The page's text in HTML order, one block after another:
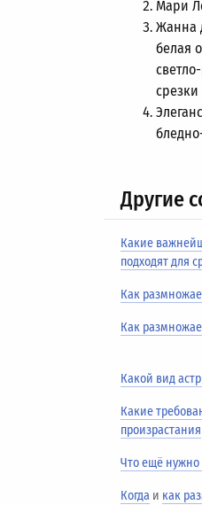
Мари
Жанна
белая
Другие
Какие
подходят для
Как
Как
Какой вид
Какие
произрастания
Что ещё нужно
Когда и как